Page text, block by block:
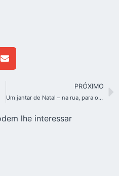
PRÓXIMO
Um jantar de Natal – na rua, para o povo de rua!
lhe interessar